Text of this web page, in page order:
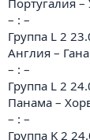
– : –
Группа L 2
Англия – Гана
– : –
Группа L 2
Панама –
– : –
Группа K 2